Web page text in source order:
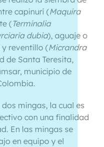
capinurí (Maquira
( Terminalia
dubia), aguaje o
y reventillo (Micrandra
de Santa Teresita,
municipio de
mingas, la cual es
con una finalidad
En las mingas se
en equipo y el